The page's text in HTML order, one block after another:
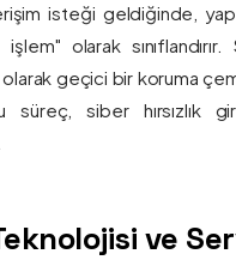
isteği geldiğinde,
olarak sınıflandırır.
olarak geçici bir koruma
siber hırsızlık
ve